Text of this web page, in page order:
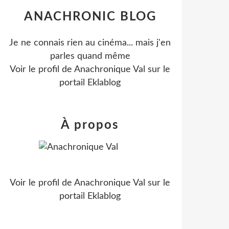
ANACHRONIC BLOG
Je ne connais rien au cinéma... mais j'en
parles quand même
Voir le profil de Anachronique Val sur le
portail Eklablog
À propos
Voir le profil de Anachronique Val sur le
portail Eklablog